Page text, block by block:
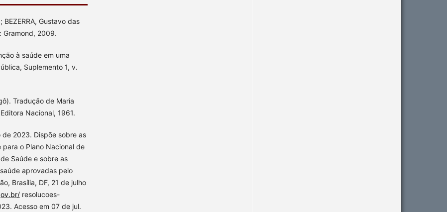
BEZERRA, Gustavo das
Gramond, 2009.
à saúde em uma
Suplemento 1, v.
Tradução de Maria
Nacional, 1961.
de 2023. Dispõe sobre as
o Plano Nacional de
Saúde e sobre as
aprovadas pelo
Brasília, DF, 21 de julho
resolucoes-
Acesso em 07 de jul.